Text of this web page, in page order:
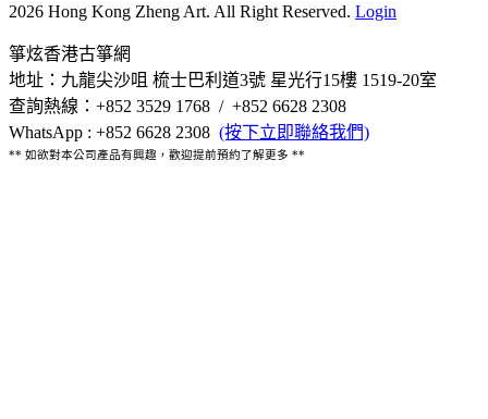
2026 Hong Kong Zheng Art. All Right Reserved. Login
箏炫香港古箏網
地址：九龍尖沙咀 梳士巴利道3號 星光行15樓 1519-20室
查詢熱線：+852 3529 1768 / +852 6628 2308
WhatsApp : +852 6628 2308 (按下立即聯絡我們)
** 如欲對本公司產品有興趣，歡迎提前預約了解更多 **